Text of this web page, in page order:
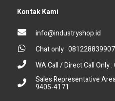
Kontak Kami
info@industryshop.id
Chat only : 081228839907
WA Call / Direct Call Only
Sales Representative
9405-4171